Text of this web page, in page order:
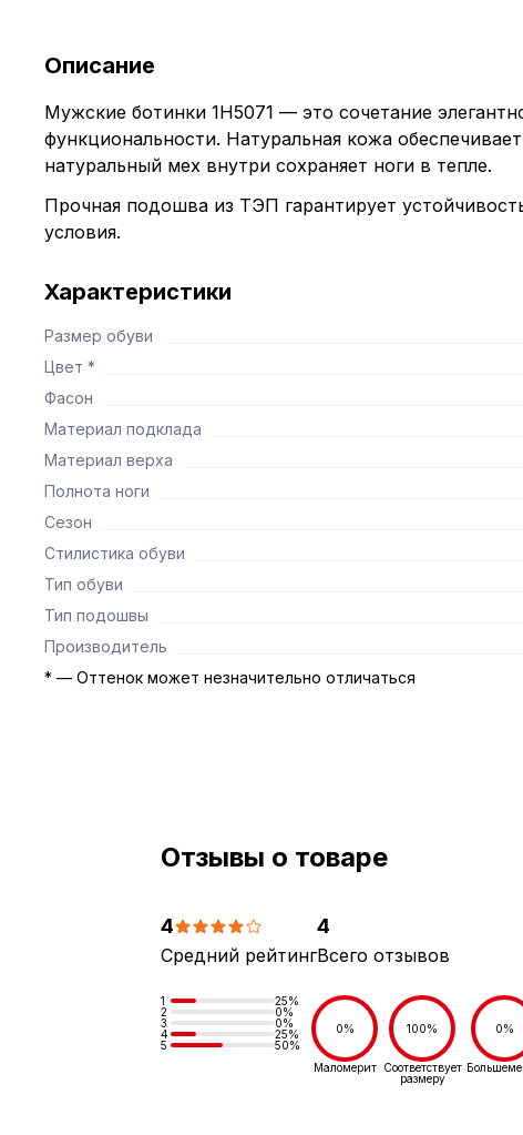
Описание
Мужские ботинки 1H5071 — это сочетание
функциональности. Натуральная кожа
натуральный мех внутри сохраняет ноги в тепле.
Прочная подошва из ТЭП гарантирует
условия.
Характеристики
Размер обуви
Цвет *
Фасон
Материал подклада
Материал верха
Полнота ноги
Сезон
Стилистика обуви
Тип обуви
Тип подошвы
Производитель
* — Оттенок может незначительно отличаться
Отзывы о товаре
4
Средний рейтинг
4
Всего отзывов
1
25%
2
0%
3
0%
4
25%
5
50%
0%
Маломерит
100%
Соответствует
размеру
0%